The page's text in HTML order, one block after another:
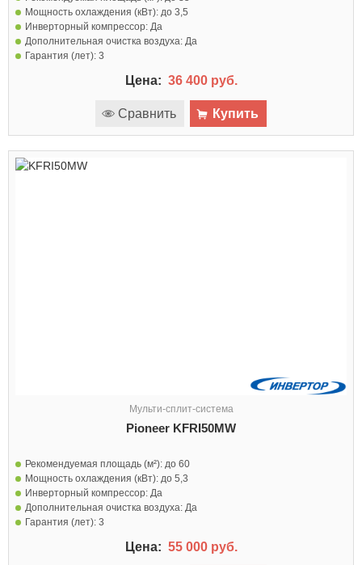
Мощность охлаждения (кВт): до 3,5
Инверторный компрессор: Да
Дополнительная очистка воздуха: Да
Гарантия (лет): 3
Цена: 36 400 руб.
Сравнить Купить
Мульти-сплит-система
Pioneer KFRI50MW
Рекомендуемая площадь (м²): до 60
Мощность охлаждения (кВт): до 5,3
Инверторный компрессор: Да
Дополнительная очистка воздуха: Да
Гарантия (лет): 3
Цена: 55 000 руб.